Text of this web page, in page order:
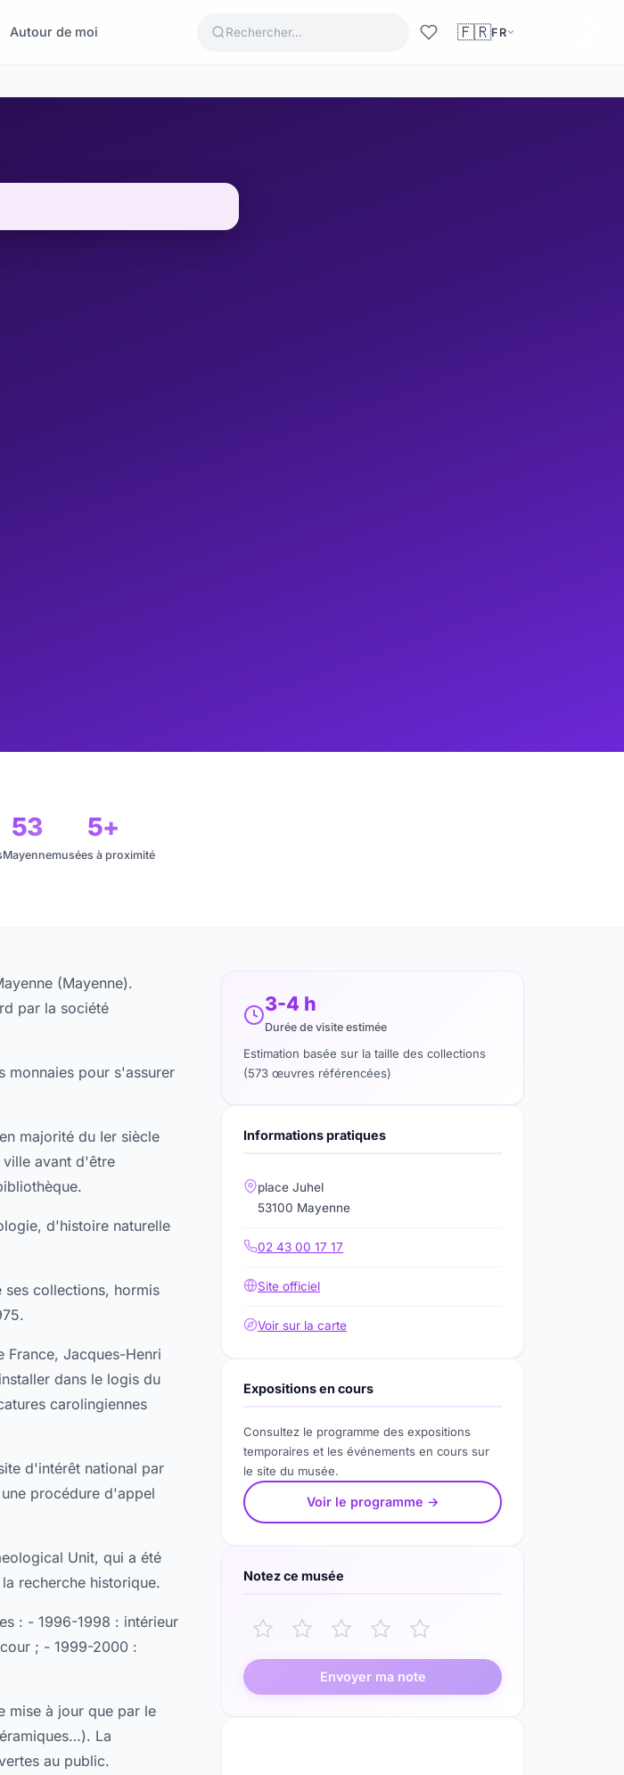
Autour de moi 🇫🇷FR
53
Mayenne
5+
musées à proximité
(Mayenne).
par la société
monnaies pour s'assurer
majorité du Ier siècle
avant d'être
d'histoire naturelle
collections, hormis
France, Jacques-Henri
dans le logis du
carolingiennes
d'intérêt national par
procédure d'appel
Unit, qui a été
recherche historique.
: - 1996-1998 : intérieur
; - 1999-2000 :
mise à jour que par le
La
au public.
3-4 h
Durée de visite estimée
Estimation basée sur la taille des collections
(573 œuvres référencées)
Informations pratiques
place Juhel
53100 Mayenne
02 43 00 17 17
Site officiel
Voir sur la carte
Expositions en cours
Consultez le programme des expositions
temporaires et les événements en cours sur
le site du musée.
Voir le programme →
Notez ce musée
Envoyer ma note